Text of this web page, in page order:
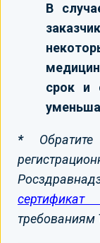
В
срок и
*
сертификат
требованиям